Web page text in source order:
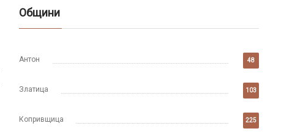
Общини
Антон 48
Златица 103
Копривщица 225